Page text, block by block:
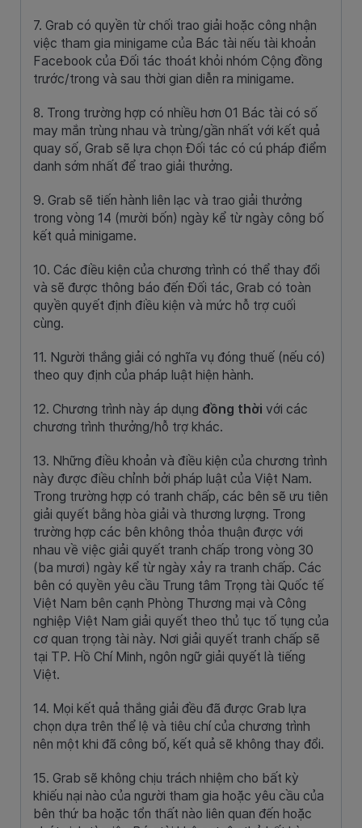
7. Grab có quyền từ chối trao giải hoặc công nhận
việc tham gia minigame của Bác tài nếu tài khoản
Facebook của Đối tác thoát khỏi nhóm Cộng đồng
trước/trong và sau thời gian diễn ra minigame.
8. Trong trường hợp có nhiều hơn 01 Bác tài có số
may mắn trùng nhau và trùng/gần nhất với kết quả
quay số, Grab sẽ lựa chọn Đối tác có cú pháp điểm
danh sớm nhất để trao giải thưởng.
9. Grab sẽ tiến hành liên lạc và trao giải thưởng
trong vòng 14 (mười bốn) ngày kể từ ngày công bố
kết quả minigame.
10. Các điều kiện của chương trình có thể thay đổi
và sẽ được thông báo đến Đối tác, Grab có toàn
quyền quyết định điều kiện và mức hỗ trợ cuối
cùng.
11. Người thắng giải có nghĩa vụ đóng thuế (nếu có)
theo quy định của pháp luật hiện hành.
12. Chương trình này áp dụng đồng thời với các
chương trình thưởng/hỗ trợ khác.
13. Những điều khoản và điều kiện của chương trình
này được điều chỉnh bởi pháp luật của Việt Nam.
Trong trường hợp có tranh chấp, các bên sẽ ưu tiên
giải quyết bằng hòa giải và thương lượng. Trong
trường hợp các bên không thỏa thuận được với
nhau về việc giải quyết tranh chấp trong vòng 30
(ba mươi) ngày kể từ ngày xảy ra tranh chấp. Các
bên có quyền yêu cầu Trung tâm Trọng tài Quốc tế
Việt Nam bên cạnh Phòng Thương mại và Công
nghiệp Việt Nam giải quyết theo thủ tục tố tụng của
cơ quan trọng tài này. Nơi giải quyết tranh chấp sẽ
tại TP. Hồ Chí Minh, ngôn ngữ giải quyết là tiếng
Việt.
14. Mọi kết quả thắng giải đều đã được Grab lựa
chọn dựa trên thể lệ và tiêu chí của chương trình
nên một khi đã công bố, kết quả sẽ không thay đổi.
15. Grab sẽ không chịu trách nhiệm cho bất kỳ
khiếu nại nào của người tham gia hoặc yêu cầu của
bên thứ ba hoặc tổn thất nào liên quan đến hoặc